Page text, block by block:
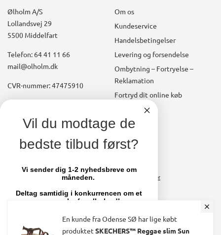
Ølholm A/S
Lollandsvej 29
5500 Middelfart
Telefon: 64 41 11 66
mail@olholm.dk
CVR-nummer: 47475910
Om os
Kundeservice
Handelsbetingelser
Levering og forsendelse
Ombytning – Fortryelse –
Reklamation
Fortryd dit online køb
Konto
Brugerkonto, startside
Fakturaer
square
facebook
En kunde fra Odense SØ har lige købt
produktet SKECHERS™ Reggae slim Sun
Vil du modtage de
bedste tilbud først?
Vi sender dig 1-2 nyhedsbreve om
måneden.
Deltag samtidig i konkurrencen om et
par nye sko fra olholm.dk